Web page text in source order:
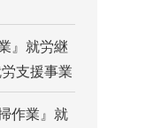
』就労継
支援事業
作業』就